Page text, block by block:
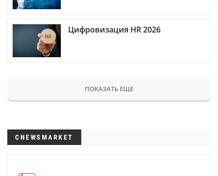
Цифровизация HR 2026
ПОКАЗАТЬ ЕЩЕ
CNEWSMARKET